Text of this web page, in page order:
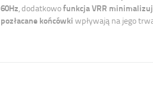
60Hz , dodatkowofunkcja VRR
pozłacane końcówki wpływają na jego